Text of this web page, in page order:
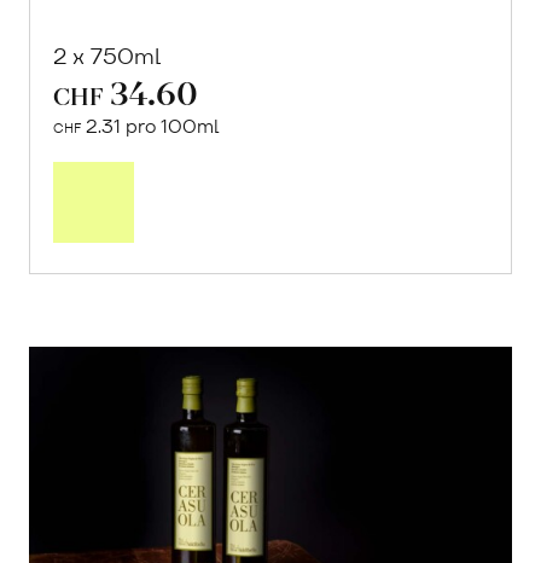
2 x 750ml
CHF 34.60
CHF 2.31 pro 100ml